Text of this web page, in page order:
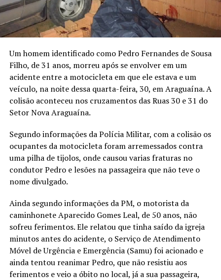
Um homem identificado como Pedro Fernandes de Sousa
Filho, de 31 anos, morreu após se envolver em um
acidente entre a motocicleta em que ele estava e um
veículo, na noite dessa quarta-feira, 30, em Araguaína. A
colisão aconteceu nos cruzamentos das Ruas 30 e 31 do
Setor Nova Araguaína.
Segundo informações da Polícia Militar, com a colisão os
ocupantes da motocicleta foram arremessados contra
uma pilha de tijolos, onde causou varias fraturas no
condutor Pedro e lesões na passageira que não teve o
nome divulgado.
Ainda segundo informações da PM, o motorista da
caminhonete Aparecido Gomes Leal, de 50 anos, não
sofreu ferimentos. Ele relatou que tinha saído da igreja
minutos antes do acidente, o Serviço de Atendimento
Móvel de Urgência e Emergência (Samu) foi acionado e
ainda tentou reanimar Pedro, que não resistiu aos
ferimentos e veio a óbito no local, já a sua passageira,